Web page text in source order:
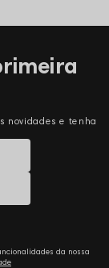
novidades e tenha
da nossa